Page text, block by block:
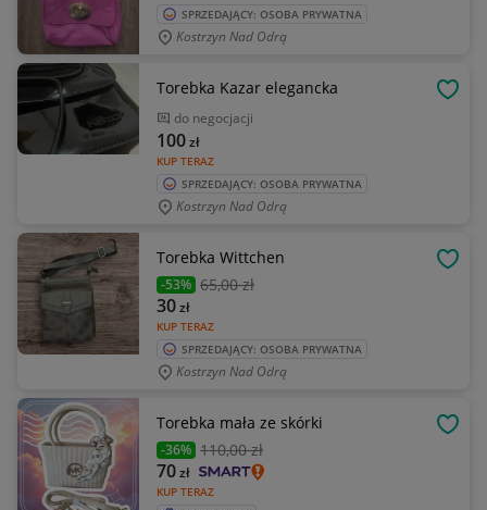
SPRZEDAJĄCY: OSOBA PRYWATNA
Kostrzyn Nad Odrą
Torebka Kazar elegancka
do negocjacji
KUP TERAZ
100zł
SPRZEDAJĄCY: OSOBA PRYWATNA
Kostrzyn Nad Odrą
Torebka Wittchen
-53% 65,00 zł
KUP TERAZ
30zł
SPRZEDAJĄCY: OSOBA PRYWATNA
Kostrzyn Nad Odrą
Torebka mała ze skórki
-36% 110,00 zł
KUP TERAZ
70zł